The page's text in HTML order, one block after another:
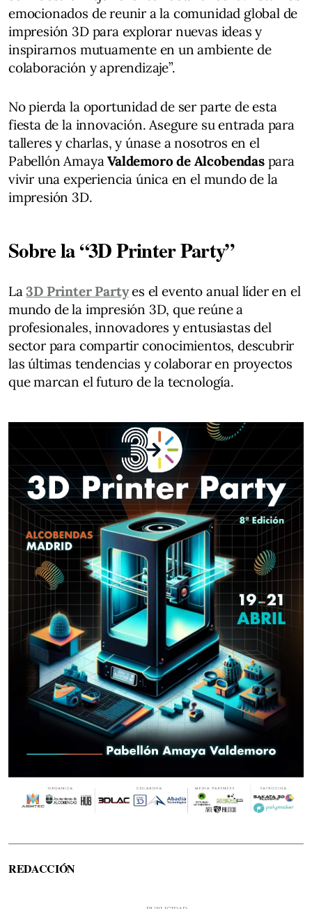
emocionados de reunir a la comunidad global de
impresión 3D para explorar nuevas ideas y
inspirarnos mutuamente en un ambiente de
colaboración y aprendizaje”.
No pierda la oportunidad de ser parte de esta
fiesta de la innovación. Asegure su entrada para
talleres y charlas, y únase a nosotros en el
Pabellón AmayaValdemoro de Alcobendaspara
vivir una experiencia única en el mundo de la
impresión 3D.
Sobre la “3D Printer Party”
La3D Printer Partyes el evento anual líder en el
mundo de la impresión 3D, que reúne a
profesionales, innovadores y entusiastas del
sector para compartir conocimientos, descubrir
las últimas tendencias y colaborar en proyectos
que marcan el futuro de la tecnología.
REDACCIÓN